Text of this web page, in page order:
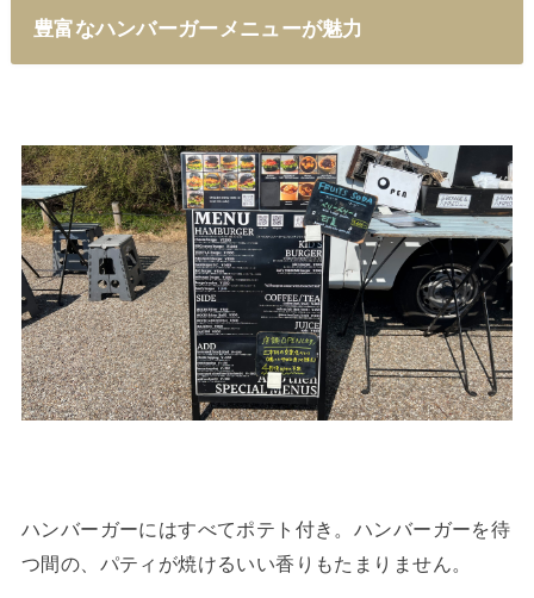
豊富なハンバーガーメニューが魅力
ハンバーガーにはすべてポテト付き。ハンバーガーを待
つ間の、パティが焼けるいい香りもたまりません。